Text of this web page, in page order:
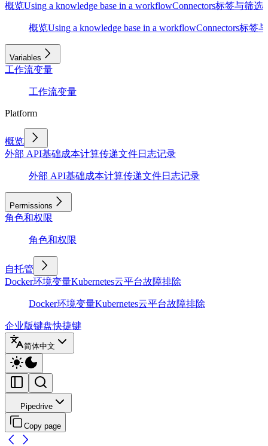
概览Using a knowledge base in a workflowConnectors标签与筛选
概览Using a knowledge base in a workflowConnectors标签
Variables
工作流变量
工作流变量
Platform
概览
外部 API基础成本计算传递文件日志记录
外部 API基础成本计算传递文件日志记录
Permissions
角色和权限
角色和权限
自托管
Docker环境变量Kubernetes云平台故障排除
Docker环境变量Kubernetes云平台故障排除
企业版键盘快捷键
简体中文
Pipedrive
Copy page